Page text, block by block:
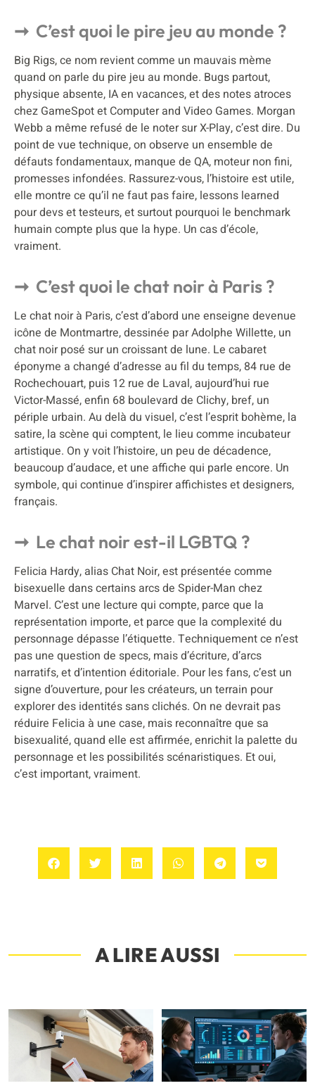
C’est quoi le pire jeu au monde ?
Big Rigs, ce nom revient comme un mauvais mème
quand on parle du pire jeu au monde. Bugs partout,
physique absente, IA en vacances, et des notes atroces
chez GameSpot et Computer and Video Games. Morgan
Webb a même refusé de le noter sur X-Play, c’est dire. Du
point de vue technique, on observe un ensemble de
défauts fondamentaux, manque de QA, moteur non fini,
promesses infondées. Rassurez-vous, l’histoire est utile,
elle montre ce qu’il ne faut pas faire, lessons learned
pour devs et testeurs, et surtout pourquoi le benchmark
humain compte plus que la hype. Un cas d’école,
vraiment.
C’est quoi le chat noir à Paris ?
Le chat noir à Paris, c’est d’abord une enseigne devenue
icône de Montmartre, dessinée par Adolphe Willette, un
chat noir posé sur un croissant de lune. Le cabaret
éponyme a changé d’adresse au fil du temps, 84 rue de
Rochechouart, puis 12 rue de Laval, aujourd’hui rue
Victor-Massé, enfin 68 boulevard de Clichy, bref, un
périple urbain. Au delà du visuel, c’est l’esprit bohème, la
satire, la scène qui comptent, le lieu comme incubateur
artistique. On y voit l’histoire, un peu de décadence,
beaucoup d’audace, et une affiche qui parle encore. Un
symbole, qui continue d’inspirer affichistes et designers,
français.
Le chat noir est-il LGBTQ ?
Felicia Hardy, alias Chat Noir, est présentée comme
bisexuelle dans certains arcs de Spider-Man chez
Marvel. C’est une lecture qui compte, parce que la
représentation importe, et parce que la complexité du
personnage dépasse l’étiquette. Techniquement ce n’est
pas une question de specs, mais d’écriture, d’arcs
narratifs, et d’intention éditoriale. Pour les fans, c’est un
signe d’ouverture, pour les créateurs, un terrain pour
explorer des identités sans clichés. On ne devrait pas
réduire Felicia à une case, mais reconnaître que sa
bisexualité, quand elle est affirmée, enrichit la palette du
personnage et les possibilités scénaristiques. Et oui,
c’est important, vraiment.
A LIRE AUSSI